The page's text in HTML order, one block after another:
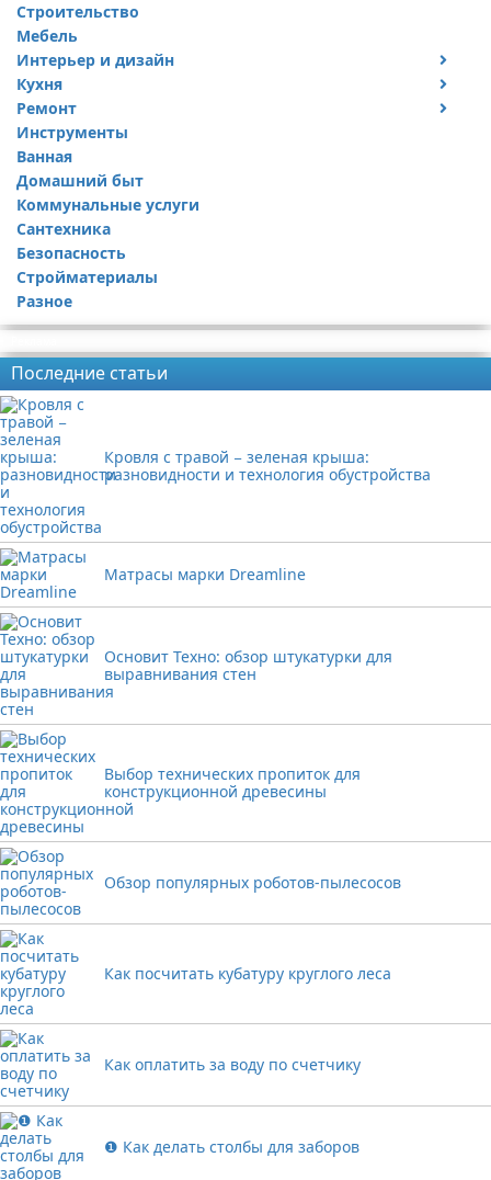
Строительство
Мебель
Интерьер и дизайн
Дизайн дачи
Дизайн квартиры
Кухня
Посуда
Ремонт
Ремонт дачи
Ремонт квартиры
Инструменты
Ванная
Домашний быт
Коммунальные услуги
Сантехника
Безопасность
Стройматериалы
Разное
Последние статьи
Кровля с травой − зеленая крыша:
разновидности и технология обустройства
Матрасы марки Dreamline
Основит Техно: обзор штукатурки для
выравнивания стен
Выбор технических пропиток для
конструкционной древесины
Обзор популярных роботов-пылесосов
Как посчитать кубатуру круглого леса
Как оплатить за воду по счетчику
❶ Как делать столбы для заборов